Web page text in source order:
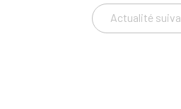
Actualité